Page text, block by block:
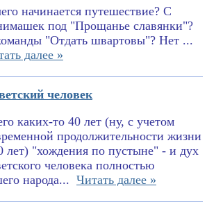
начинается путешествие? С
под "Прощанье славянки"?
"Отдать швартовы"? Нет ...
далее »
человек
каких-то 40 лет (ну, с учетом
продолжительности жизни
лет) "хождения по пустыне" - и дух
человека полностью
народа... Читать далее »